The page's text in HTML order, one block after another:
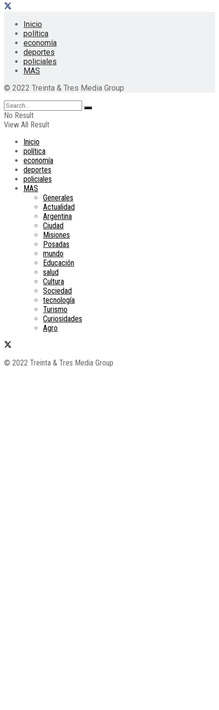
Inicio
política
economía
deportes
policiales
MAS
© 2022 Treinta & Tres Media Group
No Result
View All Result
Inicio
política
economía
deportes
policiales
MAS
Generales
Actualidad
Argentina
Ciudad
Misiones
Posadas
mundo
Educación
salud
Cultura
Sociedad
tecnología
Turismo
Curiosidades
Agro
© 2022 Treinta & Tres Media Group